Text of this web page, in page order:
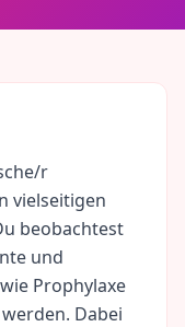
r
vielseitigen
beobachtest
und
Prophylaxe
Dabei